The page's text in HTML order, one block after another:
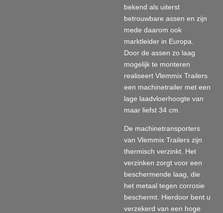
bekend als uiterst
betrouwbare assen en zijn
mede daarom ook
marktleider in Europa.
Door de assen zo laag
mogelijk te monteren
realiseert Vlemmix Trailers
een machinetrailer met een
lage laadvloerhoogte van
maar liefst 34 cm.
De machinetransporters
van Vlemmix Trailers zijn
thermisch verzinkt. Het
verzinken zorgt voor een
beschermende laag, die
het metaal tegen corrosie
beschermt. Hierdoor bent u
verzekerd van een hoge